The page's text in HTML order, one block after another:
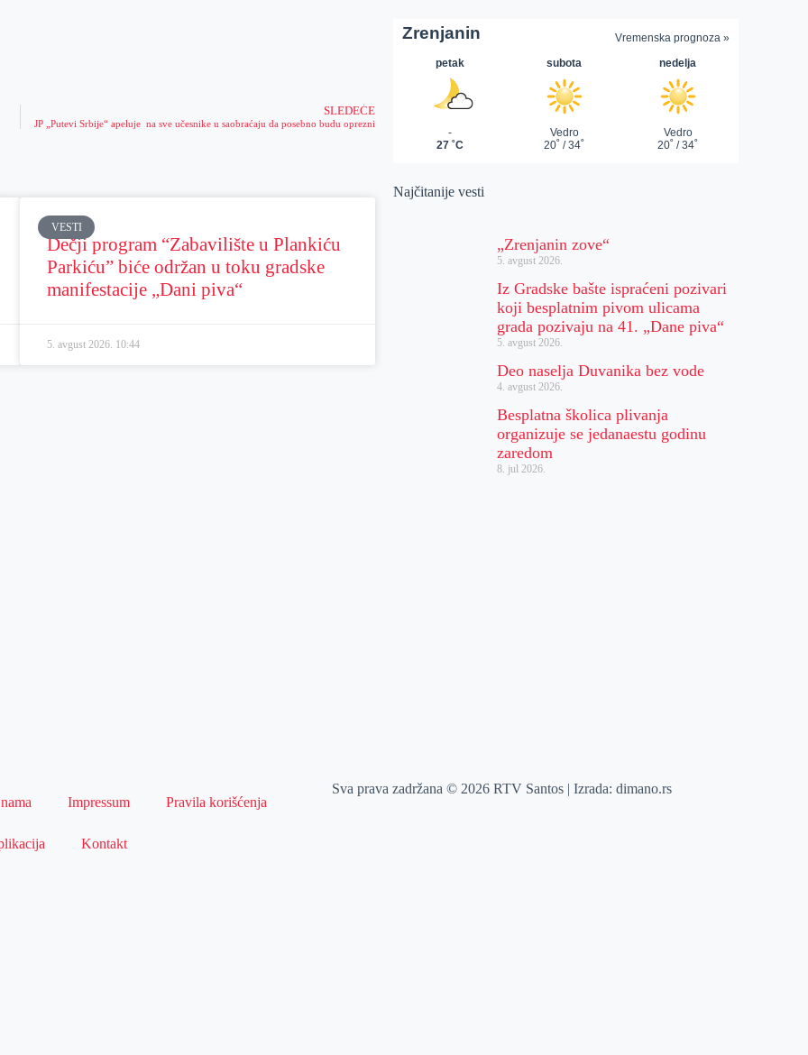
SLEDEĆE
JP „Putevi Srbije“ apeluje na sve učesnike u saobraćaju da posebno budu oprezni
VESTI
Dečji program “Zabavilište u Plankiću
Parkiću” biće održan u toku gradske
manifestacije „Dani piva“
5. avgust 2026. 10:44
Najčitanije vesti
„Zrenjanin zove“
5. avgust 2026.
Iz Gradske bašte ispraćeni pozivari
koji besplatnim pivom ulicama
grada pozivaju na 41. „Dane piva“
5. avgust 2026.
Deo naselja Duvanika bez vode
4. avgust 2026.
Besplatna školica plivanja
organizuje se jedanaestu godinu
zaredom
8. jul 2026.
Impressum Pravila korišćenja
Kontakt
Sva prava zadržana © 2026 RTV Santos | Izrada:dimano.rs